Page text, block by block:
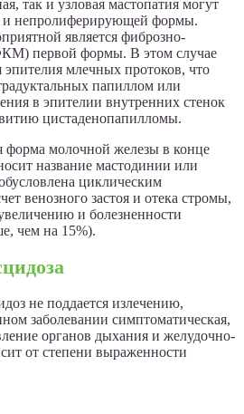
так и узловая мастопатия могут
непролиферирующей формы.
является фиброзно-
первой формы. В этом случае
эпителия млечных протоков, что
папиллом или
в эпителии внутренних стенок
цистаденопапилломы.
форма молочной железы в конце
название мастодинии или
циклическим
венозного застоя и отека стромы,
и болезненности
чем на 15%).
не поддается излечению,
заболевании симптоматическая,
органов дыхания и желудочно-
от степени выраженности